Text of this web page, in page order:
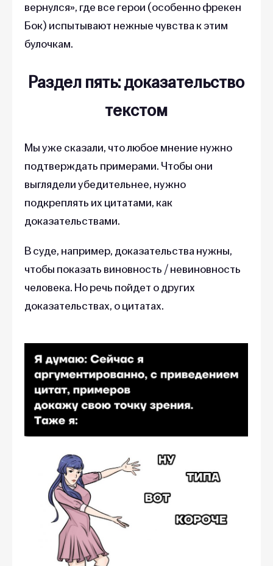
вернулся», где все герои (особенно фрекен
Бок) испытывают нежные чувства к этим
булочкам.
Раздел пять: доказательство
текстом
Мы уже сказали, что любое мнение нужно
подтверждать примерами. Чтобы они
выглядели убедительнее, нужно
подкреплять их цитатами, как
доказательствами.
В суде, например, доказательства нужны,
чтобы показать виновность / невиновность
человека. Но речь пойдет о других
доказательствах, о цитатах.